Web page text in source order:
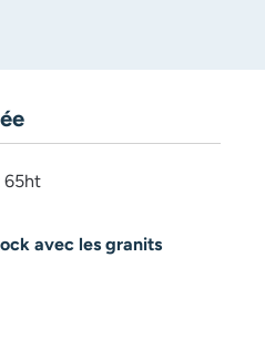
65ht
avec les granits